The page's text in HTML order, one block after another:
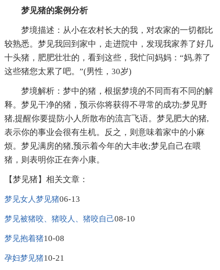
梦见猪的案例分析
梦境描述：从小在农村长大的我，对农家的一切都比
较熟悉。梦见我回到家中，走进院中，发现我家养了好几
十头猪，肥肥壮壮的，看到这些，我忙问妈妈：“妈,养了
这些猪您太累了吧。”(男性，30岁)
梦境解析：梦中的猪，根据梦境的不同而有不同的解
释。梦见干净的猪，预示你将获得不寻常的成功;梦见野
猪,提醒你要提防小人所散布的流言飞语。梦见肥大的猪,
表示你的事业会很有生机。反之，则意味着家中的小麻
烦。梦见满房的猪,预示着今年的大丰收;梦见自己在喂
猪，则表明你正在奔小康。
【梦见猪】相关文章：
梦见女人梦见猪06-13
梦见被猪咬、猪咬人、猪咬自己08-10
梦见抱着猪10-08
孕妇梦见猪10-21